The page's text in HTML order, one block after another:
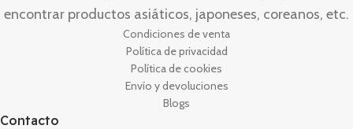
encontrar productos asiáticos, japoneses, coreanos, etc.
Condiciones de venta
Política de privacidad
Política de cookies
Envío y devoluciones
Blogs
Contacto